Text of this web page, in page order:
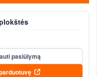
pasiūlymą